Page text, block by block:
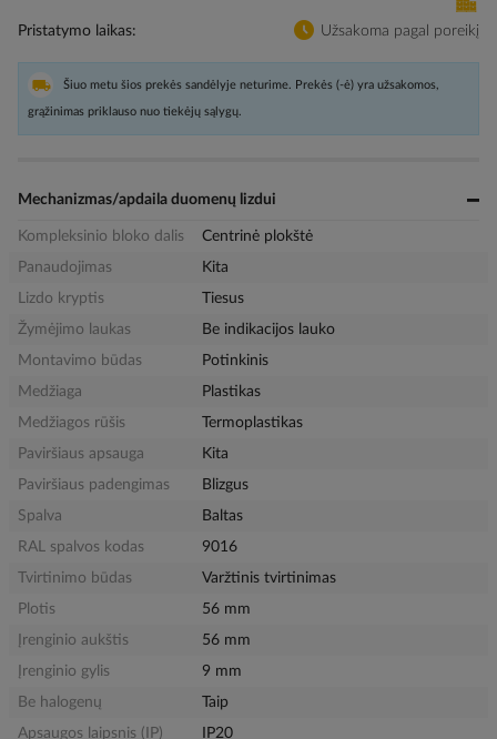
Pristatymo laikas Užsakoma pagal poreikį
Šiuo metu šios prekės sandėlyje neturime. Prekės (-ė) yra užsakomos,
grąžinimas priklauso nuo tiekėjų sąlygų.
Mechanizmas/apdaila duomenų lizdui
Kompleksinio bloko dalis
Centrinė plokštė
Panaudojimas
Kita
Lizdo kryptis
Tiesus
Žymėjimo laukas
Be indikacijos lauko
Montavimo būdas
Potinkinis
Medžiaga
Plastikas
Medžiagos rūšis
Termoplastikas
Paviršiaus apsauga
Kita
Paviršiaus padengimas
Blizgus
Spalva
Baltas
RAL spalvos kodas
9016
Tvirtinimo būdas
Varžtinis tvirtinimas
Plotis
56 mm
Įrenginio aukštis
56 mm
Įrenginio gylis
9 mm
Be halogenų
Taip
Apsaugos laipsnis (IP)
IP20